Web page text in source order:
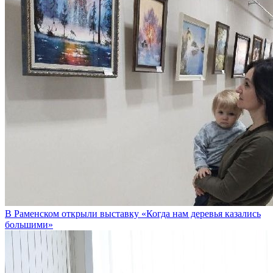
В Раменском открыли выставку «Когда нам деревья казались
большими»